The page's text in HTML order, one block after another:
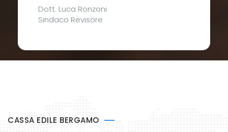
Dott. Luca Ronzoni
Sindaco Revisore
CASSA EDILE BERGAMO